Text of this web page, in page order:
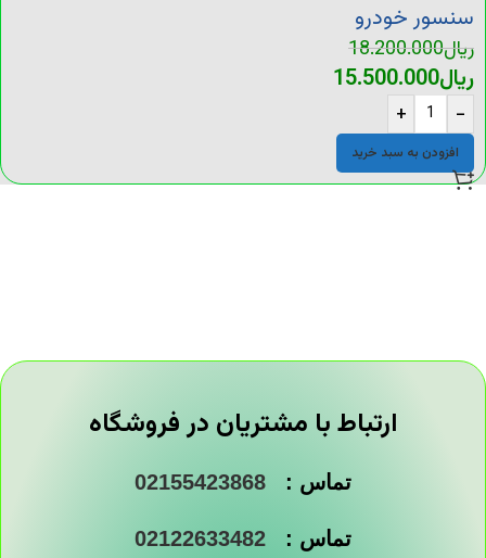
سنسور خودرو
ریال18.200.000
ریال15.500.000
-
+
افزودن به سبد خرید
ارتباط با مشتریان در فروشگاه
تماس : 02155423868
تماس : 02122633482